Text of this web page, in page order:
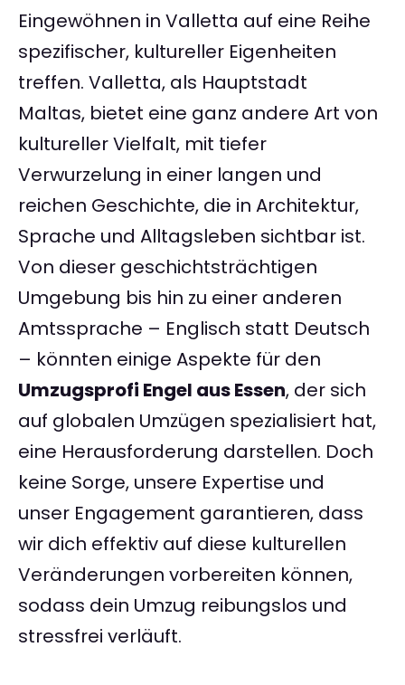
Eingewöhnen in Valletta auf eine Reihe
spezifischer, kultureller Eigenheiten
treffen. Valletta, als Hauptstadt
Maltas, bietet eine ganz andere Art von
kultureller Vielfalt, mit tiefer
Verwurzelung in einer langen und
reichen Geschichte, die in Architektur,
Sprache und Alltagsleben sichtbar ist.
Von dieser geschichtsträchtigen
Umgebung bis hin zu einer anderen
Amtssprache – Englisch statt Deutsch
– könnten einige Aspekte für den
Umzugsprofi Engel aus Essen, der sich
auf globalen Umzügen spezialisiert hat,
eine Herausforderung darstellen. Doch
keine Sorge, unsere Expertise und
unser Engagement garantieren, dass
wir dich effektiv auf diese kulturellen
Veränderungen vorbereiten können,
sodass dein Umzug reibungslos und
stressfrei verläuft.